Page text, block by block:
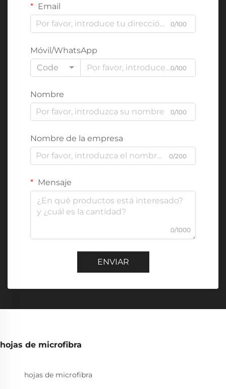
Email
0/100
Móvil/WhatsApp
Code
0/100
Nombre
0/100
Nombre de la empresa
0/200
Mensaje
0/1000
ENVIAR
hojas de microfibra
hojas de microfibra